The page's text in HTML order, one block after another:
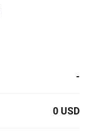
-
0 USD